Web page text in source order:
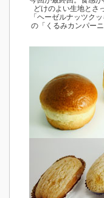
どけのよい生地とさ
「ヘーゼルナッツク
の「くるみカンパー